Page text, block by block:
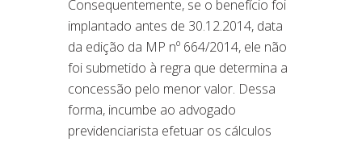
Consequentemente, se o benefício foi
implantado antes de 30.12.2014, data
da edição da MP nº 664/2014, ele não
foi submetido à regra que determina a
concessão pelo menor valor. Dessa
forma, incumbe ao advogado
previdenciarista efetuar os cálculos